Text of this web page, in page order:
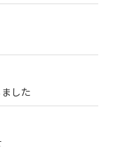
した